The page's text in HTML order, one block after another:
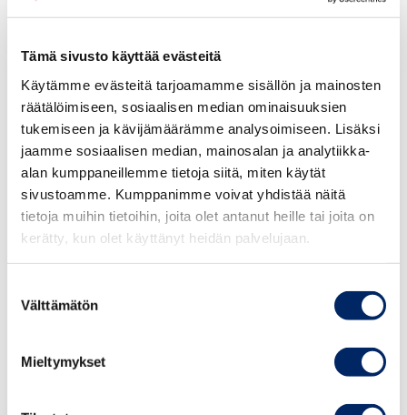
Tämä sivusto käyttää evästeitä
Käytämme evästeitä tarjoamamme sisällön ja mainosten
räätälöimiseen, sosiaalisen median ominaisuuksien
tukemiseen ja kävijämäärämme analysoimiseen. Lisäksi
jaamme sosiaalisen median, mainosalan ja analytiikka-
alan kumppaneillemme tietoja siitä, miten käytät
sivustoamme. Kumppanimme voivat yhdistää näitä
tietoja muihin tietoihin, joita olet antanut heille tai joita on
kerätty, kun olet käyttänyt heidän palvelujaan.
valinta
Välttämätön
Mieltymykset
Kiireellisiä toimia työpaikkojen
pelastamiseksi
Keskuskauppakamari on esittänyt konkreettisia keinoja,
joilla yrityksiä voidaan tukea niin, että suomalaisten
työpaikat ja hyvinvointi voidaan turvata mahdollisimman
hyvin kuilun yli. Näitä keinoja ovat muun muassa:
• Tyel, YEL sekä sairas- ja työttömyysvakuusmaksujen
Kustannus reilu miljardi euroa kuukaudessa.
kuten ravintoloiden, hotelli- ja matkailualan sekä